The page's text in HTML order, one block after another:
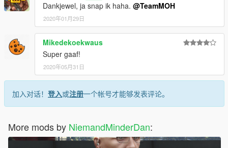
Dankjewel, ja snap ik haha. @TeamMOH
2020年01月29日
Mikedekoekwaus
Super gaaf!
2020年05月31日
加入对话！ 登入或注册一个帐号才能够发表评论。
More mods by NiemandMinderDan: